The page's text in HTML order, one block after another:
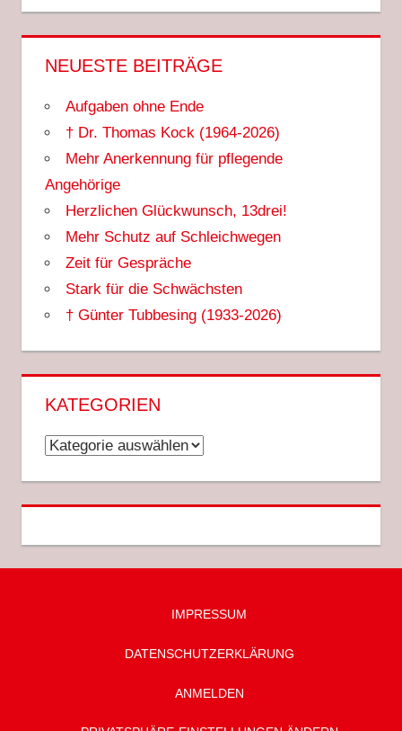
NEUESTE BEITRÄGE
Aufgaben ohne Ende
† Dr. Thomas Kock (1964-2026)
Mehr Anerkennung für pflegende
Angehörige
Herzlichen Glückwunsch, 13drei!
Mehr Schutz auf Schleichwegen
Zeit für Gespräche
Stark für die Schwächsten
† Günter Tubbesing (1933-2026)
KATEGORIEN
Kategorien
IMPRESSUM
DATENSCHUTZ­ERKLÄRUNG
ANMELDEN